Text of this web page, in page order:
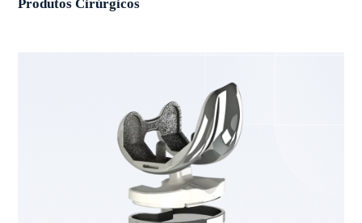
Produtos Cirúrgicos